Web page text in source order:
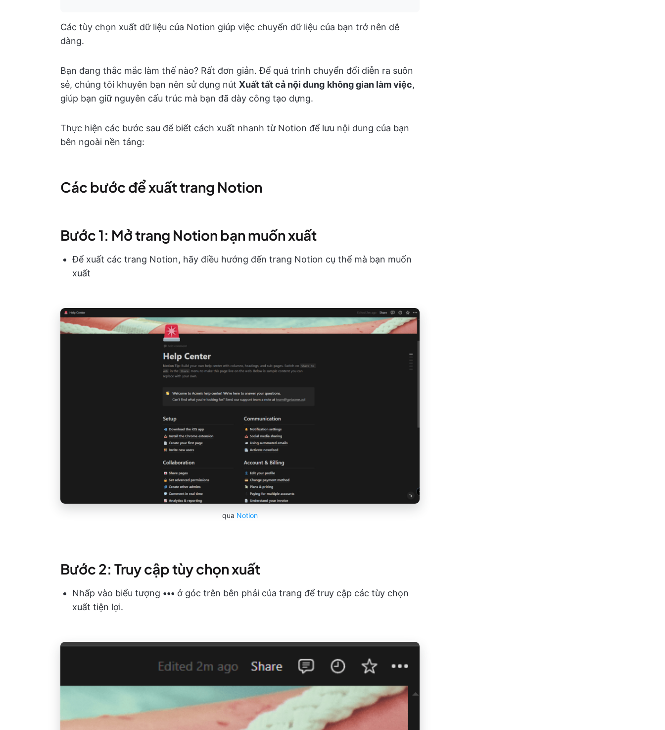
Các tùy chọn xuất dữ liệu của Notion giúp việc chuyển dữ liệu của bạn trở nên dễ
dàng.
Bạn đang thắc mắc làm thế nào? Rất đơn giản. Để quá trình chuyển đổi diễn ra suôn
sẻ, chúng tôi khuyên bạn nên sử dụng nút Xuất tất cả nội dung không gian làm việc,
giúp bạn giữ nguyên cấu trúc mà bạn đã dày công tạo dựng.
Thực hiện các bước sau để biết cách xuất nhanh từ Notion để lưu nội dung của bạn
bên ngoài nền tảng:
Các bước để xuất trang Notion
Bước 1: Mở trang Notion bạn muốn xuất
Để xuất các trang Notion, hãy điều hướng đến trang Notion cụ thể mà bạn muốn
xuất
qua Notion
Bước 2: Truy cập tùy chọn xuất
Nhấp vào biểu tượng ••• ở góc trên bên phải của trang để truy cập các tùy chọn
xuất tiện lợi.